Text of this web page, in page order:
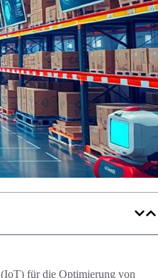
(IoT) für die Optimierung von